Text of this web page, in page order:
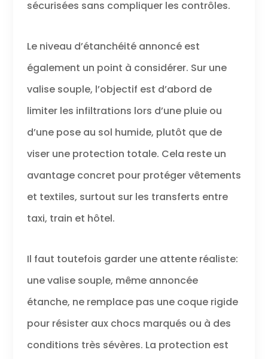
sécurisées sans compliquer les contrôles.
Le niveau d’étanchéité annoncé est
également un point à considérer. Sur une
valise souple, l’objectif est d’abord de
limiter les infiltrations lors d’une pluie ou
d’une pose au sol humide, plutôt que de
viser une protection totale. Cela reste un
avantage concret pour protéger vêtements
et textiles, surtout sur les transferts entre
taxi, train et hôtel.
Il faut toutefois garder une attente réaliste:
une valise souple, même annoncée
étanche, ne remplace pas une coque rigide
pour résister aux chocs marqués ou à des
conditions très sévères. La protection est